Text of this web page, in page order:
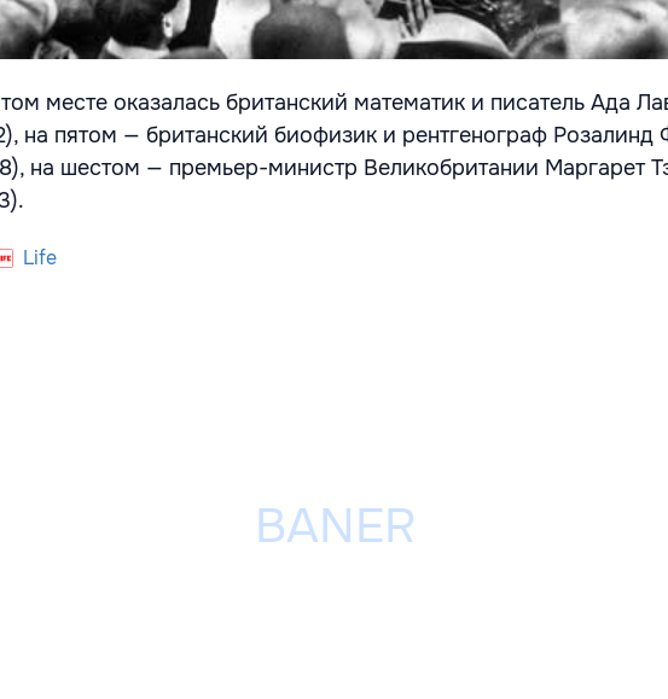
месте оказалась британский математик и писатель Ада
на пятом — британский биофизик и рентгенограф Розалинд
на шестом — премьер-министр Великобритании Маргарет
Life